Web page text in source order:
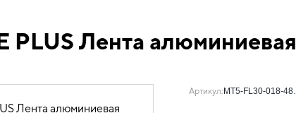
электромонтажные и
маркировки
MIXTAPE
PLUS Лента
Артикул: MT5-FL30-018-